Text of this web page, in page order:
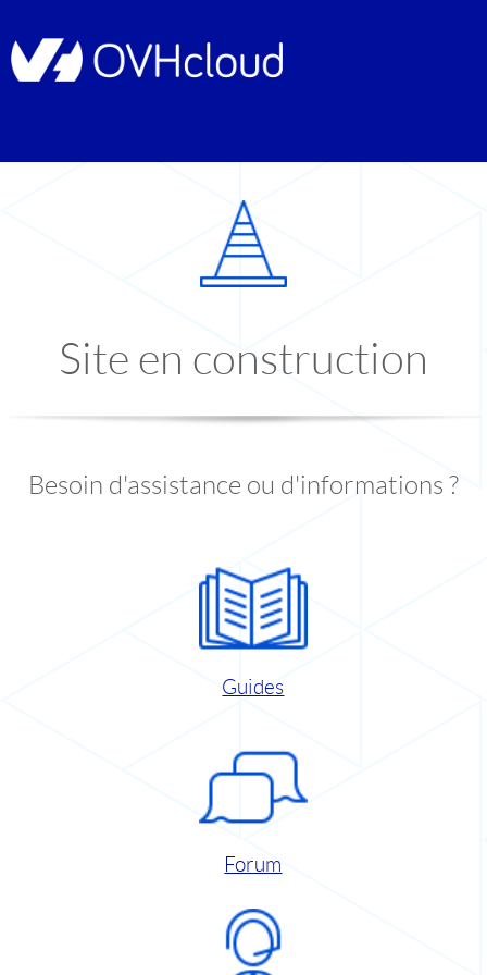
Site en construction
Besoin d'assistance ou d'informations ?
Guides
Forum